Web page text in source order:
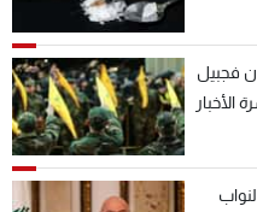
فجبيل
الأخبار
معنا
الخصوصية